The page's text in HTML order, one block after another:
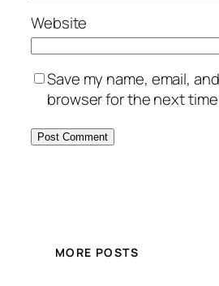
Website
Save my name, email,
browser for the next
MORE POSTS